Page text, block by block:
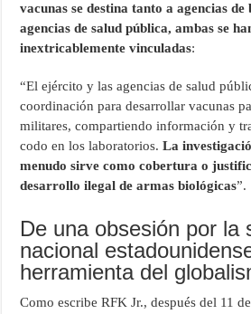
vacunas se destina tanto a agencias de
agencias de salud pública, ambas se
inextricablemente vinculadas:
“El ejército y las agencias de salud
coordinación para desarrollar vacunas
militares, compartiendo información y
codo en los laboratorios.La
menudo sirve como cobertura o
desarrollo ilegal de armas biológicas”.
De una obsesión por la
nacional
herramienta del
Como escribe RFK Jr., después del 11